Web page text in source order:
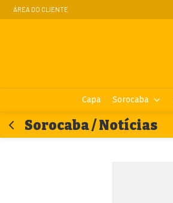
ÁREA DO CLIENTE
Capa Sorocaba
Sorocaba / Notícias